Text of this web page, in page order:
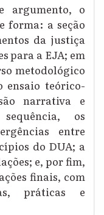
argumento, o
forma: a seção
da justiça
para a EJA; em
metodológico
ensaio teórico-
narrativa e
os
entre
do DUA; a
e, por fim,
finais, com
práticas e